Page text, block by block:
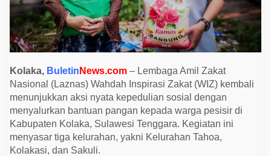
u
r
k
a
P
a
k
e
t
B
a
n
t
Kolaka, Buletin News.com – Lembaga Amil Zakat
Nasional (Laznas) Wahdah Inspirasi Zakat (WIZ) kembali
menunjukkan aksi nyata kepedulian sosial dengan
menyalurkan bantuan pangan kepada warga pesisir di
Kabupaten Kolaka, Sulawesi Tenggara. Kegiatan ini
menyasar tiga kelurahan, yakni Kelurahan Tahoa,
Kolakasi, dan Sakuli.